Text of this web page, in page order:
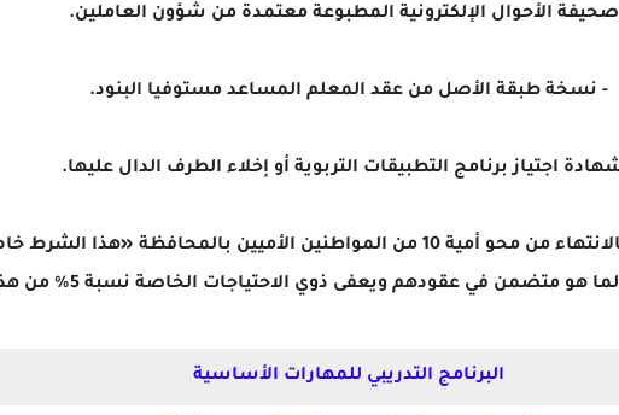
الأحوال الإلكترونية المطبوعة معتمدة من شؤون العاملين.
- نسخة طبقة الأصل من عقد المعلم المساعد مستوفيا البنود.
اجتياز برنامج التطبيقات التربوية أو إخلاء الطرف الدال عليها.
- إفادة من فرع الهيئة العامة لتعليم الكبار بالانتهاء من محو أمية 10 من المواطنين
البرنامج التدريبي للمهارات الأساسية